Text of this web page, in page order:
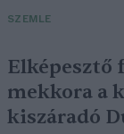
SZEMLE
Elképesztő
mekkora a
kiszáradó